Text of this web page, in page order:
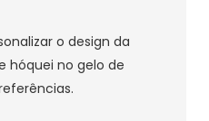
o design da
hóquei no gelo de